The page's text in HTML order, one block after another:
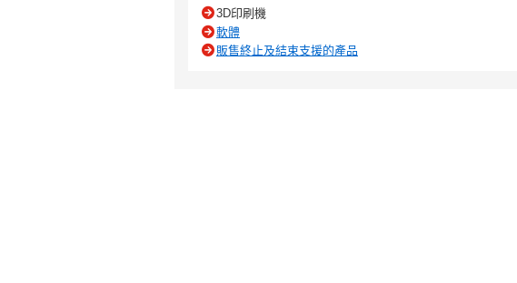
3D印刷機
軟體
販售終止及結束支援的產品